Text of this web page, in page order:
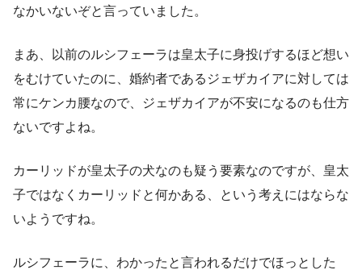
なかいないぞと言っていました。
まあ、以前のルシフェーラは皇太子に身投げするほど想い
をむけていたのに、婚約者であるジェザカイアに対しては
常にケンカ腰なので、ジェザカイアが不安になるのも仕方
ないですよね。
カーリッドが皇太子の犬なのも疑う要素なのですが、皇太
子ではなくカーリッドと何かある、という考えにはならな
いようですね。
ルシフェーラに、わかったと言われるだけでほっとした